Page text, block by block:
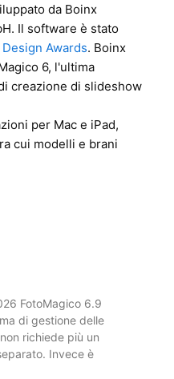
da Boinx
Il software è stato
Awards. Boinx
6, l'ultima
creazione di slideshow
per Mac e iPad,
cui modelli e brani
FotoMagico 6.9
di gestione delle
richiede più un
Invece è